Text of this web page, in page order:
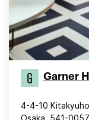
Garner
4-4-10
Osaka, 541-